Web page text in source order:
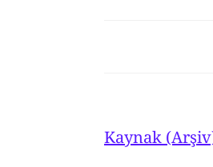
Kaynak